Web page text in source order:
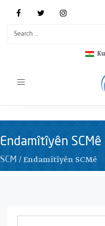
Toggle
Endamîtîyên SCMê
SCM /Endamîtîyên SCMê